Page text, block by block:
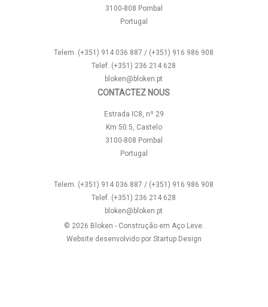
3100-808 Pombal
Portugal
Telem. (+351) 914 036 887 / (+351) 916 986 908
Telef. (+351) 236 214 628
bloken@bloken.pt
CONTACTEZ NOUS
Estrada IC8, nº 29
Km 50.5, Castelo
3100-808 Pombal
Portugal
Telem. (+351) 914 036 887 / (+351) 916 986 908
Telef. (+351) 236 214 628
bloken@bloken.pt
© 2026 Bloken - Construção em Aço Leve.
Website desenvolvido por Startup Design